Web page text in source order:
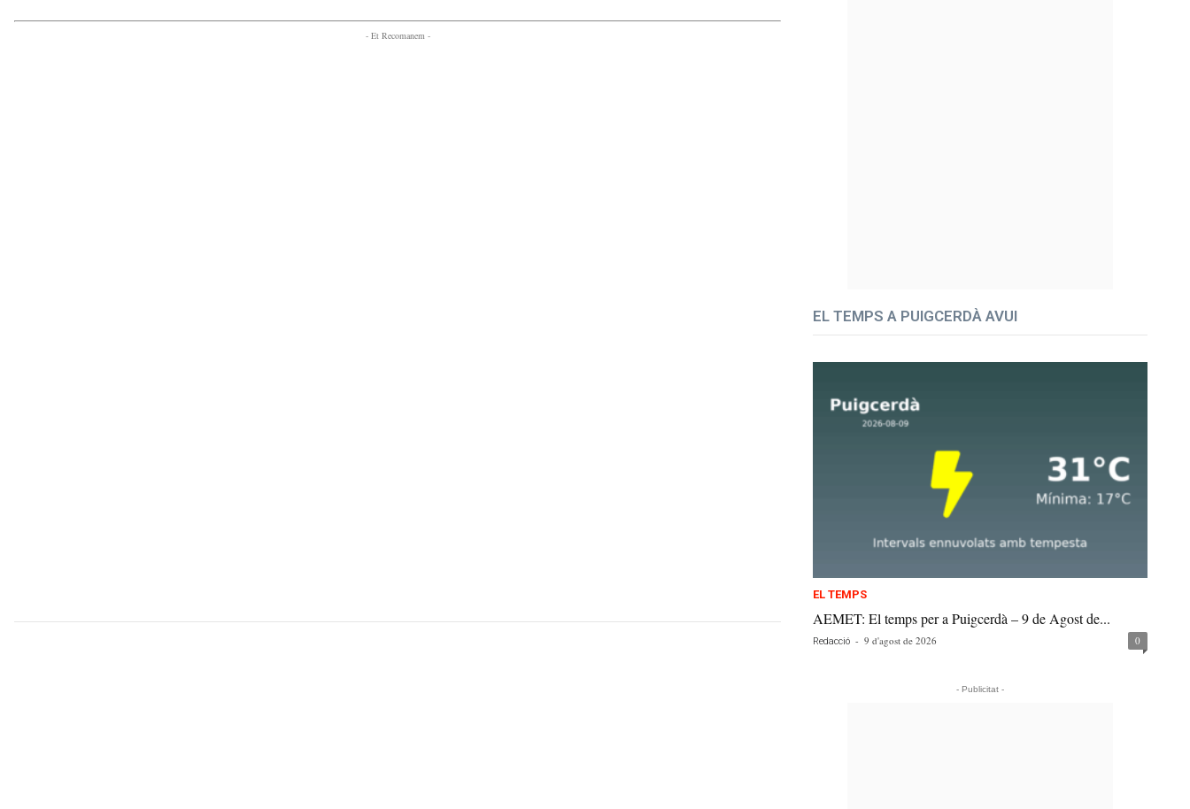
- Et Recomanem -
EL TEMPS A PUIGCERDÀ AVUI
EL TEMPS
AEMET: El temps per a Puigcerdà – 9 de Agost de...
Redacció - 9 d'agost de 2026 0
- Publicitat -